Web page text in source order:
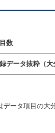
数
データ抜粋（大
データ項目の大